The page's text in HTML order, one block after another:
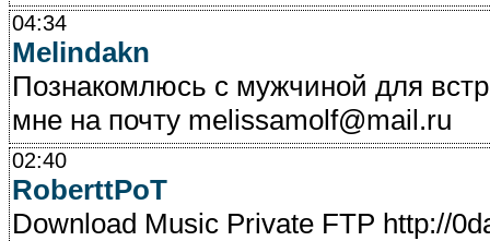
04:34
Melindakn
Познакомлюсь с мужчиной для
мне на почту melissamolf@mail.ru
02:40
RoberttPoT
Download Music Private FTP http://